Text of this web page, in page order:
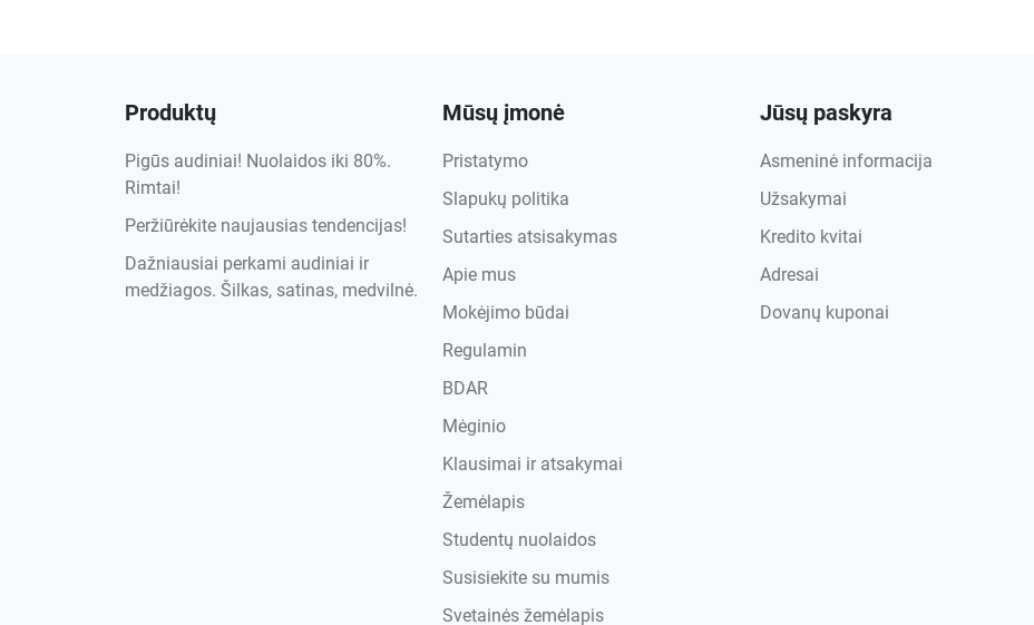
Produktų
Pigūs audiniai! Nuolaidos iki 80%.
Rimtai!
Peržiūrėkite naujausias tendencijas!
Dažniausiai perkami audiniai ir
medžiagos. Šilkas, satinas, medvilnė.
Mūsų įmonė
Pristatymo
Slapukų politika
Sutarties atsisakymas
Apie mus
Mokėjimo būdai
Regulamin
BDAR
Mėginio
Klausimai ir atsakymai
Žemėlapis
Studentų nuolaidos
Susisiekite su mumis
Svetainės žemėlapis
Jūsų paskyra
Asmeninė informacija
Užsakymai
Kredito kvitai
Adresai
Dovanų kuponai